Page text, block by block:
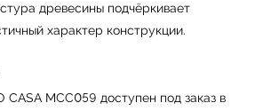
древесины подчёркивает
характер конструкции.
CASA MCC059 доступен под заказ в